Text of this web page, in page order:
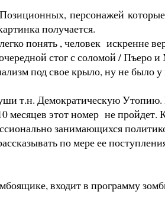
персонажей
получается.
понять , человек искренне
стог с соломой / Пъеро
под свое крыло, ну не было
т.н. Демократическую
этот номер не
занимающихся
по мере ее
входит в программу